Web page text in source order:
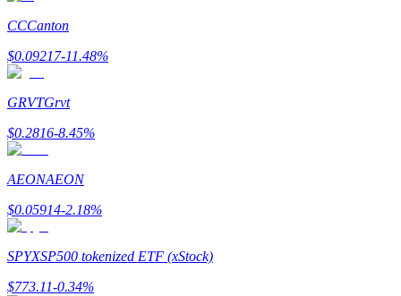
Ganhar
Porquinho poderoso
Ganhe recompensas competitivas diariamente
CCCanton
$0.09217-11.48%
GRVTGrvt
$0.2816-8.45%
AEONAEON
$0.05914-2.18%
SPYXSP500 tokenized ETF (xStock)
$773.11-0.34%